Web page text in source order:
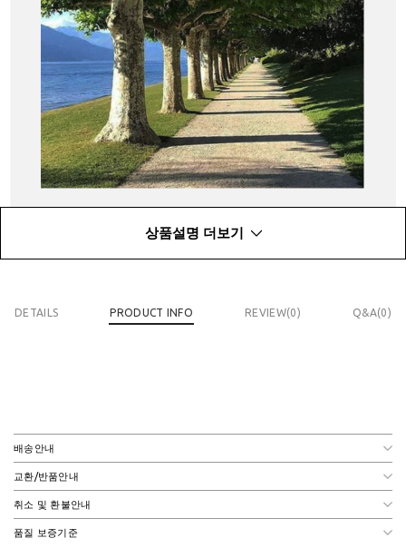
상품설명 더보기
DETAILS PRODUCT INFO REVIEW(0) Q&A(0)
배송안내
교환/반품안내
취소 및 환불안내
품질 보증기준